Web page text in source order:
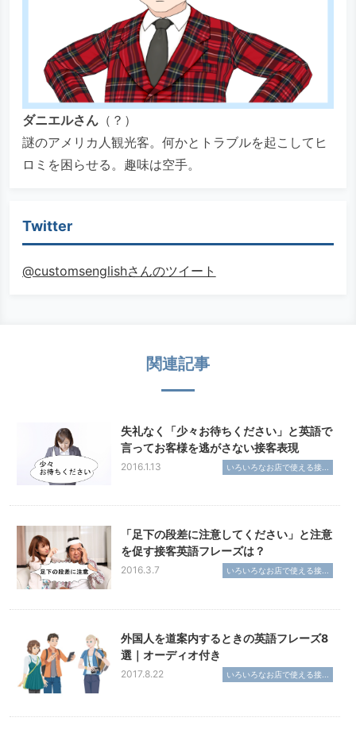
ダニエルさん（？）
謎のアメリカ人観光客。何かとトラブルを起こしてヒ
ロミを困らせる。趣味は空手。
Twitter
@customsenglishさんのツイート
関連記事
失礼なく「少々お待ちください」と英語で
言ってお客様を逃がさない接客表現
2016.1.13 いろいろなお店で使える接...
「足下の段差に注意してください」と注意
を促す接客英語フレーズは？
2016.3.7 いろいろなお店で使える接...
外国人を道案内するときの英語フレーズ8
選｜オーディオ付き
2017.8.22 いろいろなお店で使える接...